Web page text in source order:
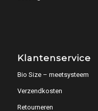
Klantenservice
Bio Size – meetsysteem
Verzendkosten
Retourneren